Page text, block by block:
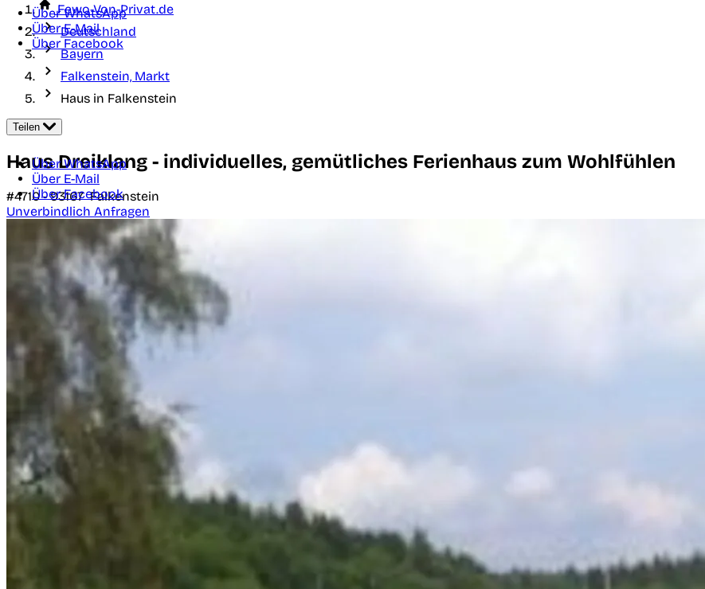
Über WhatsApp
Über E-Mail
Über Facebook
Fewo-Von-Privat.de
Deutschland
Bayern
Falkenstein, Markt
Haus in Falkenstein
Teilen
Über WhatsApp
Über E-Mail
Über Facebook
Haus Dreiklang - individuelles, gemütliches Ferienhaus zum Wohlfühlen
#4710 -93167 Falkenstein
Unverbindlich Anfragen